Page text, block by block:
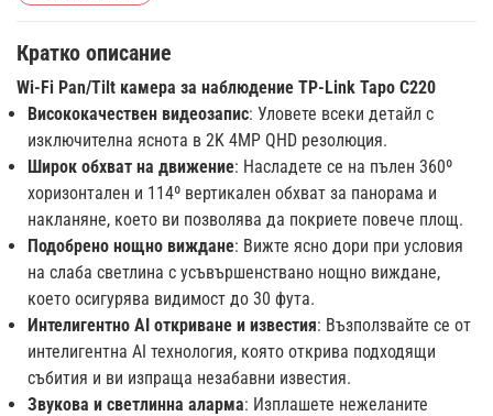
Кратко описание
Wi-Fi Pan/Tilt камера за наблюдение TP-Link Tapo C220
Висококачествен видеозапис: Уловете всеки детайл с
изключителна яснота в 2K 4MP QHD резолюция.
Широк обхват на движение: Насладете се на пълен 360º
хоризонтален и 114º вертикален обхват за панорама и
накланяне, което ви позволява да покриете повече площ.
Подобрено нощно виждане: Вижте ясно дори при условия
на слаба светлина с усъвършенствано нощно виждане,
което осигурява видимост до 30 фута.
Интелигентно AI откриване и известия: Възползвайте се от
интелигентна AI технология, която открива подходящи
събития и ви изпраща незабавни известия.
Звукова и светлинна аларма: Изплашете нежеланите